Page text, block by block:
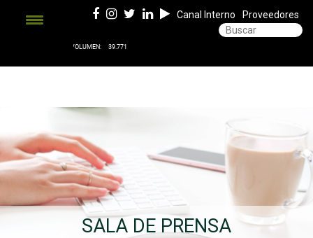
Canal Interno Proveedores
SALA DE PRENSA